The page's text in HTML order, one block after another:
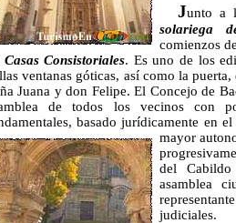
Junto a
solariega
comienzos
Casas Consistoriales. Es uno de los
ventanas góticas, así como la
Juana y don Felipe. El Concejo de
de todos los vecinos con
basado jurídicamente en
mayor
del
asamblea
judiciales.